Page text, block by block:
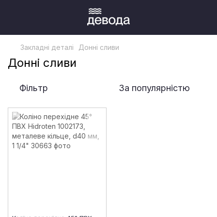
Закладні деталі Донні сливи
Донні сливи
Фільтр За популярністю